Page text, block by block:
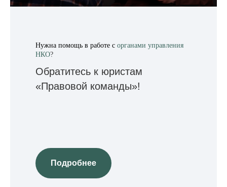
Нужна помощь в работе с органами управления
НКО?
Обратитесь к юристам
«‎Правовой команды»!
Подробнее